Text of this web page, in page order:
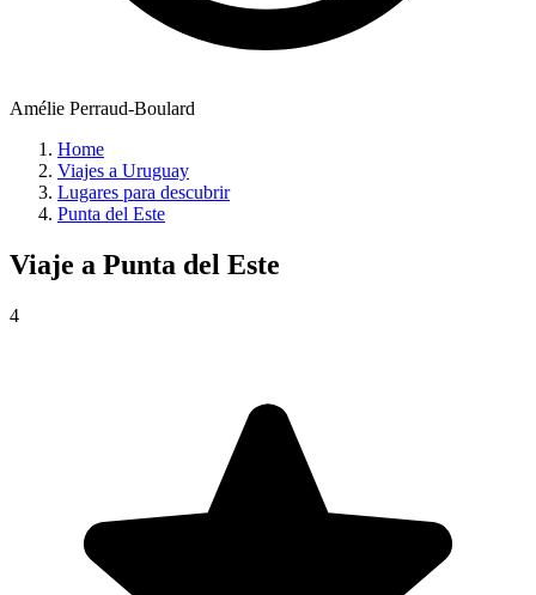
Amélie Perraud-Boulard
Home
Viajes a Uruguay
Lugares para descubrir
Punta del Este
Viaje a Punta del Este
4